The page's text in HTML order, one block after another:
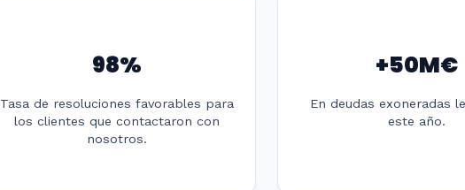
98%
Tasa de resoluciones favorables para
los clientes que contactaron con
nosotros.
+50M€
En deudas exoneradas
este año.